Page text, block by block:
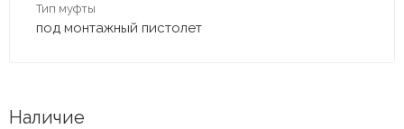
Тип муфты
под монтажный пистолет
Наличие